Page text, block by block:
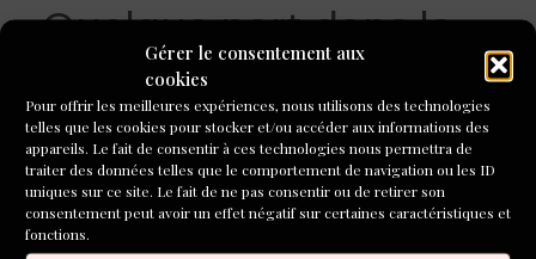
Gérer le consentement aux
cookies
Pour offrir les meilleures expériences, nous utilisons des technologies
telles que les cookies pour stocker et/ou accéder aux informations des
appareils. Le fait de consentir à ces technologies nous permettra de
traiter des données telles que le comportement de navigation ou les ID
uniques sur ce site. Le fait de ne pas consentir ou de retirer son
consentement peut avoir un effet négatif sur certaines caractéristiques et
fonctions.
« Quelque part dans la
forêt primaire », prix du
public de L’Inventoire !